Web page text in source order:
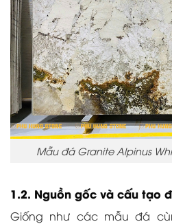
Mẫu đá Granite Alpinus
1.2. Nguồn gốc và cấu tạo
Giống như các mẫu đá